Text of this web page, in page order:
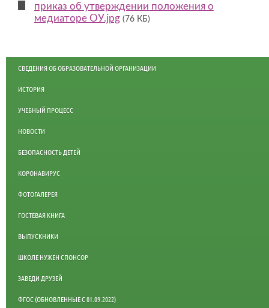
приказ об утверждении положения о
медиаторе ОУ.jpg (76 КБ)
СВЕДЕНИЯ ОБ ОБРАЗОВАТЕЛЬНОЙ ОРГАНИЗАЦИИ
ИСТОРИЯ
УЧЕБНЫЙ ПРОЦЕСС
НОВОСТИ
БЕЗОПАСНОСТЬ ДЕТЕЙ
КОРОНАВИРУС
ФОТОГАЛЕРЕЯ
ГОСТЕВАЯ КНИГА
ВЫПУСКНИКИ
ШКОЛЕ НУЖЕН СПОНСОР
ЗАВЕДИ ДРУЗЕЙ
ФГОС (ОБНОВЛЕННЫЕ С 01.09.2022)